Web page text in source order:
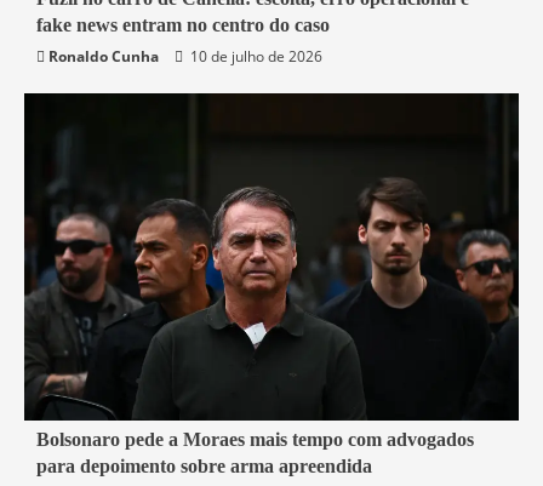
Belford Roxo
Brasil Política Segurança
fake news entram no centro do caso
Ronaldo Cunha
10 de julho de 2026
3 min read
Brasil
Bolsonaro pede a Moraes mais tempo com advogados
para depoimento sobre arma apreendida